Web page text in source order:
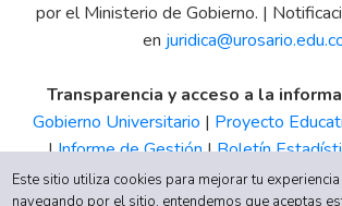
por el Ministerio de Gobierno. |
en
Transparencia y acceso a la
Gobierno Universitario | Proyecto
|Informe de Gestión|Boletín
Tributario|Estados Financieros |Código
Este sitio utiliza cookies para mejorar tu
navegando por el sitio, entendemos que aceptas